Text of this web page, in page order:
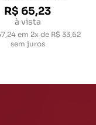
R$ 65,23
à vista
em 2x de R$ 33,62
sem juros